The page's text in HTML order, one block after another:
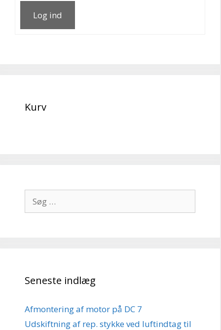
Log ind
Kurv
efter:
Seneste indlæg
Afmontering af motor på DC 7
Udskiftning af rep. stykke ved luftindtag til